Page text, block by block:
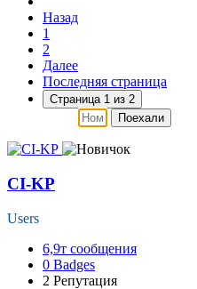
Назад
1
2
Далее
Последняя страница
Страница 1 из 2
Поехали
CI-KP
Users
6,9т сообщения
0 Badges
2 Репутация